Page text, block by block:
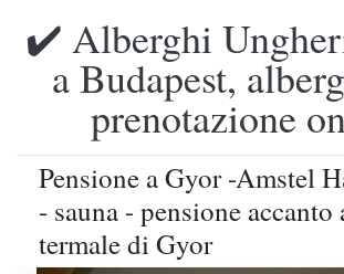
✔️ Alberghi
a Budapest,
prenotazione
Pensione a Gyor -Amstel
- sauna - pensione accanto
termale di Gyor